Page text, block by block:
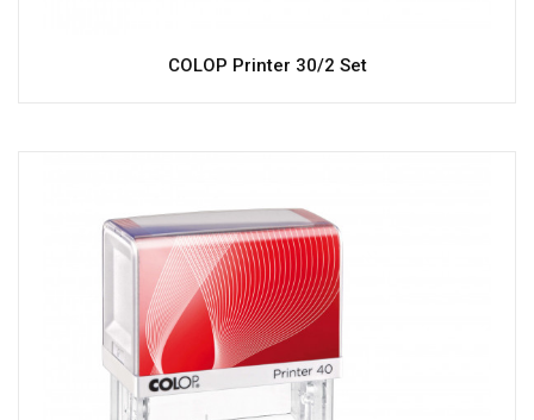
COLOP Printer 30/2 Set